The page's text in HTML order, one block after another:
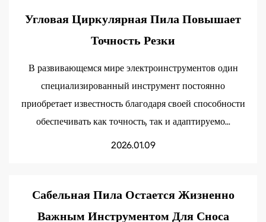
Угловая Циркулярная Пила Повышает
Точность Резки
В развивающемся мире электроинструментов один
специализированный инструмент постоянно
приобретает известность благодаря своей способности
обеспечивать как точность, так и адаптируемо...
2026.01.09
Сабельная Пила Остается Жизненно
Важным Инструментом Для Сноса